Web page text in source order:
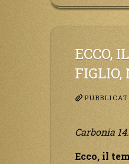
ECCO,
FIGLIO,
Carbonia
Ecco, il